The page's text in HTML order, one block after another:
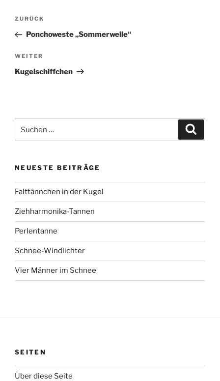
Beitragsnavigation
Vorheriger
Beitrag
ZURÜCK
Ponchoweste „Sommerwelle“
Nächster
Beitrag
WEITER
Kugelschiffchen
nach:
NEUESTE BEITRÄGE
Falttännchen in der Kugel
Ziehharmonika-Tannen
Perlentanne
Schnee-Windlichter
Vier Männer im Schnee
SEITEN
Über diese Seite